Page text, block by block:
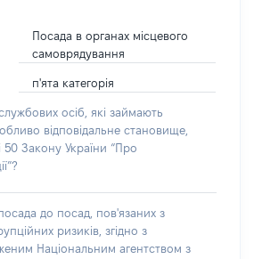
Посада в органах місцевого
самоврядування
п'ята категорія
осіб, які займають
відповідальне становище,
50 Закону України “Про
до посад, пов'язаних з
ризиків, згідно з
Національним агентством з